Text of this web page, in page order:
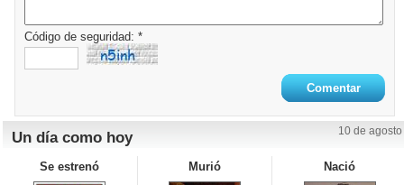
Código de seguridad: *
Un día como hoy 10 de agosto
Se estrenó Murió Nació